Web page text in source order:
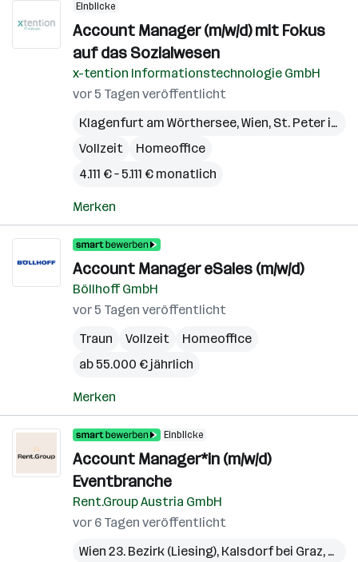
Einblicke
Account Manager (m/w/d) mit Fokus
auf das Sozialwesen
x-tention Informationstechnologie GmbH
vor 5 Tagen veröffentlicht
Klagenfurt am Wörthersee,Wien, St. Peter in der Au
Vollzeit
Homeoffice
4.111 € – 5.111 € monatlich
Merken
Account Manager eSales (m/w/d)
Böllhoff GmbH
vor 5 Tagen veröffentlicht
Traun
Vollzeit
Homeoffice
ab 55.000 € jährlich
Merken
Einblicke
Account Manager*in (m/w/d)
Eventbranche
Rent.Group Austria GmbH
vor 6 Tagen veröffentlicht
Wien 23. Bezirk (Liesing), Kalsdorf bei Graz,